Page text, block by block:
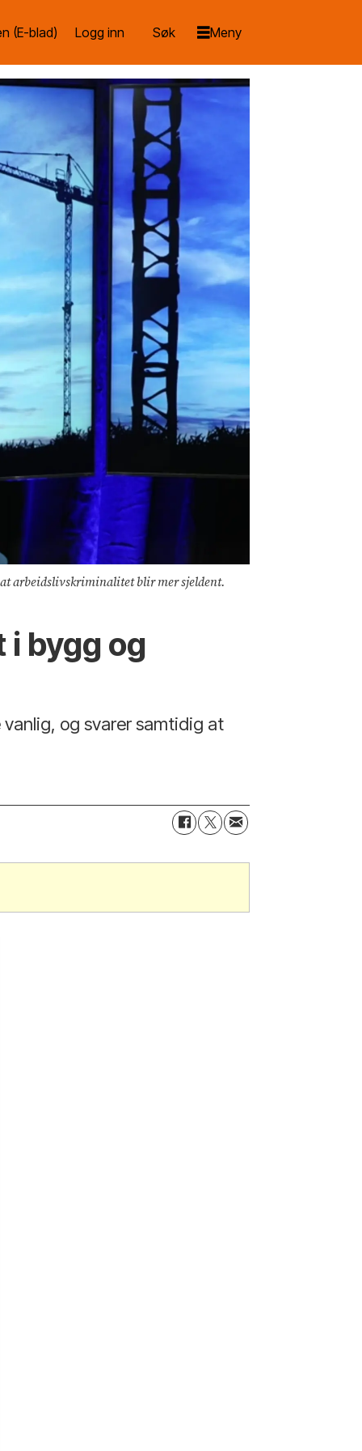
(E-blad) Logg inn
arbeidslivskriminalitet blir mer sjeldent.
bygg og
og svarer samtidig at